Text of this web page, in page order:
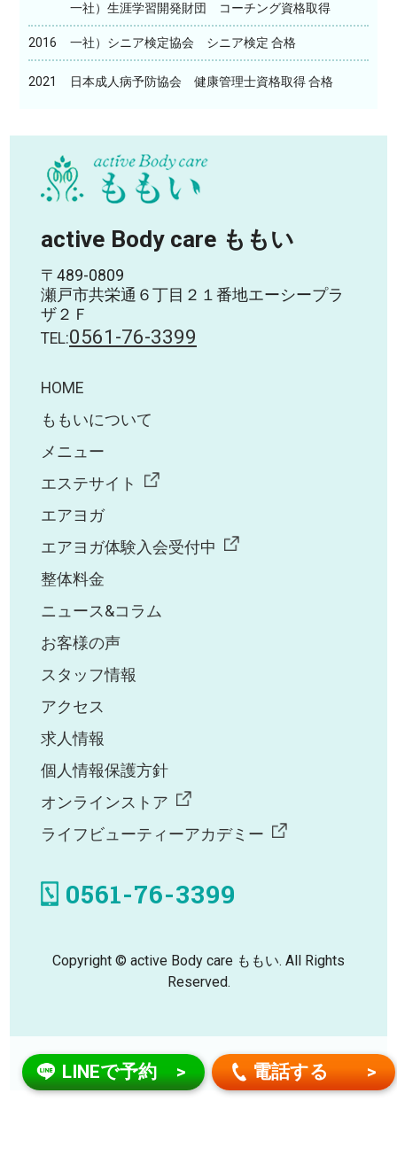
一社）生涯学習開発財団 コーチング資格取得
2016 一社）シニア検定協会 シニア検定 合格
2021 日本成人病予防協会 健康管理士資格取得 合格
LINEで予約 電話する
active Body care ももい
〒489-0809
瀬戸市共栄通６丁目２１番地エーシープラ
ザ２Ｆ
TEL:0561-76-3399
HOME
ももいについて
メニュー
エステサイト
エアヨガ
エアヨガ体験入会受付中
整体料金
ニュース&コラム
お客様の声
スタッフ情報
アクセス
求人情報
個人情報保護方針
オンラインストア
ライフビューティーアカデミー
0561-76-3399
Copyright © active Body care ももい. All Rights
Reserved.